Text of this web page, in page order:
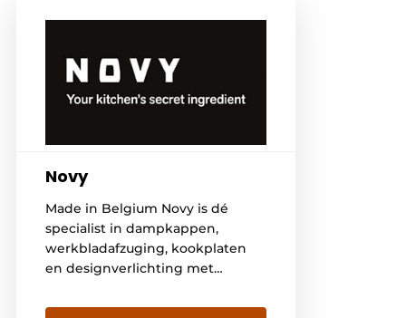
Novy
Made in Belgium Novy is dé
specialist in dampkappen,
werkbladafzuging, kookplaten
en designverlichting met
vakmanschap en innovatie